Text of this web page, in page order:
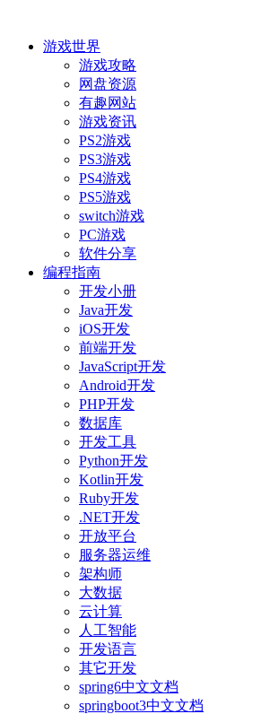
游戏世界
游戏攻略
网盘资源
有趣网站
游戏资讯
PS2游戏
PS3游戏
PS4游戏
PS5游戏
switch游戏
PC游戏
软件分享
编程指南
开发小册
Java开发
iOS开发
前端开发
JavaScript开发
Android开发
PHP开发
数据库
开发工具
Python开发
Kotlin开发
Ruby开发
.NET开发
开放平台
服务器运维
架构师
大数据
云计算
人工智能
开发语言
其它开发
spring6中文文档
springboot3中文文档